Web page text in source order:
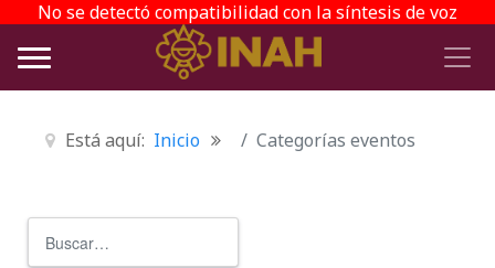
No se detectó compatibilidad con la síntesis de voz
Está aquí: Inicio Categorías eventos